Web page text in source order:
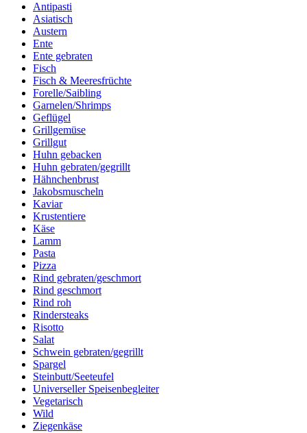
Antipasti
Asiatisch
Austern
Ente
Ente gebraten
Fisch
Fisch & Meeresfrüchte
Forelle/Saibling
Garnelen/Shrimps
Geflügel
Grillgemüse
Grillgut
Huhn gebacken
Huhn gebraten/gegrillt
Hähnchenbrust
Jakobsmuscheln
Kaviar
Krustentiere
Käse
Lamm
Pasta
Pizza
Rind gebraten/geschmort
Rind geschmort
Rind roh
Rindersteaks
Risotto
Salat
Schwein gebraten/gegrillt
Spargel
Steinbutt/Seeteufel
Universeller Speisenbegleiter
Vegetarisch
Wild
Ziegenkäse